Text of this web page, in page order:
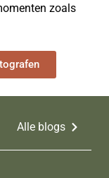
zoals
Alle blogs